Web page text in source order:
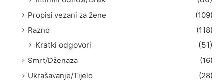
Propisi vezani za žene
(109)
Razno
(118)
Kratki odgovori
(51)
Smrt/Dženaza
(16)
Ukrašavanje/Tijelo
(28)